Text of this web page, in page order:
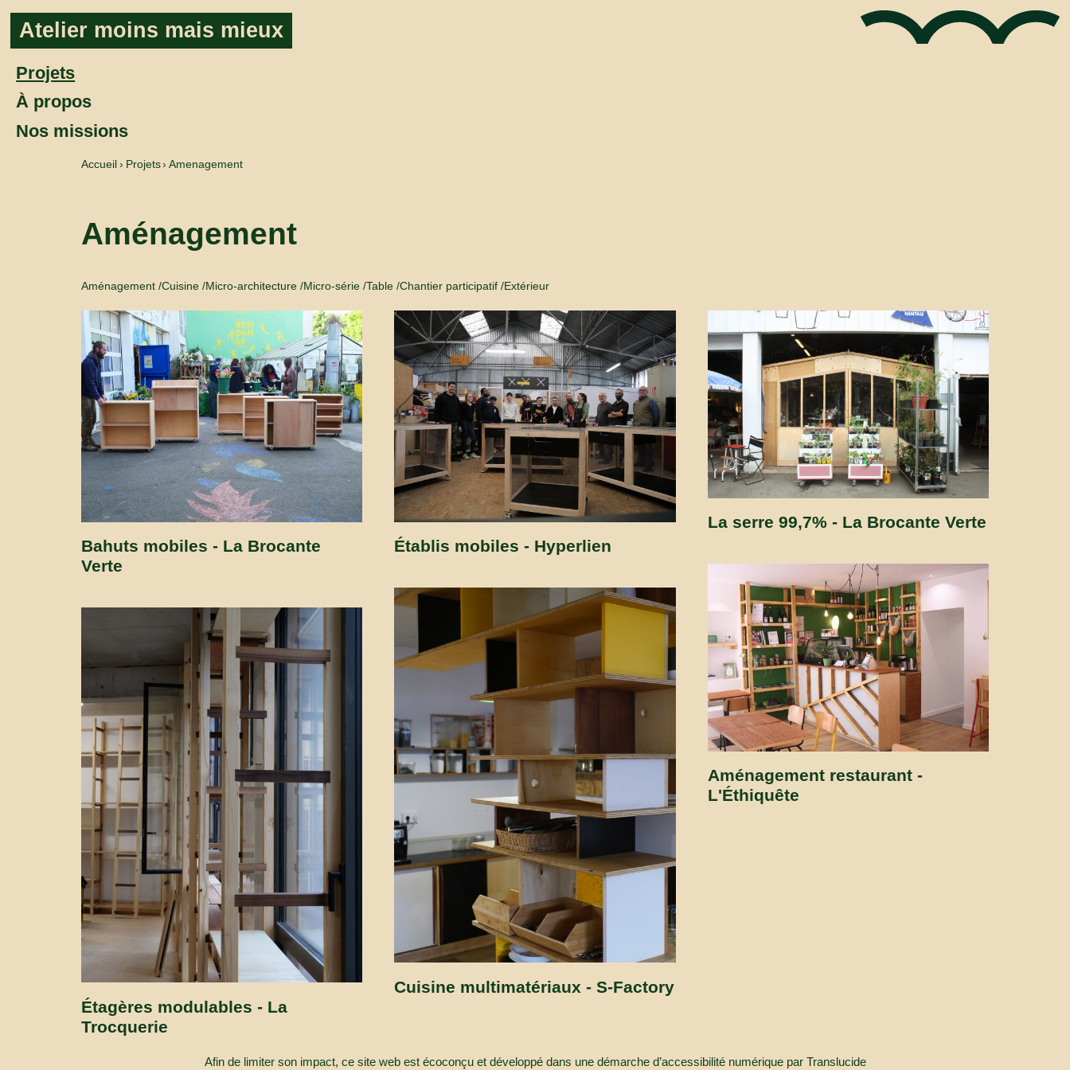
Aller au contenu
Atelier moins mais mieux
Projets
À propos
Nos missions
Accueil Projets Amenagement
Aménagement
Aménagement Cuisine Micro-architecture Micro-série Table Chantier participatif Extérieur
Bahuts mobiles - La Brocante
Verte
Étagères modulables - La
Trocquerie
Établis mobiles - Hyperlien
Cuisine multimatériaux - S-Factory
La serre 99,7% - La Brocante Verte
Aménagement restaurant -
L'Éthiquête
Afin de limiter son impact, ce site web est écoconçu et développé dans une démarche d’accessibilité numérique par Translucide